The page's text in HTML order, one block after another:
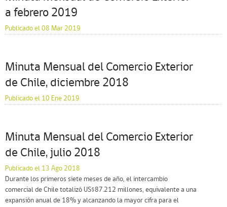
a febrero 2019
Publicado el 08 Mar 2019
Minuta Mensual del Comercio Exterior
de Chile, diciembre 2018
Publicado el 10 Ene 2019
Minuta Mensual del Comercio Exterior
de Chile, julio 2018
Publicado el 13 Ago 2018
Durante los primeros siete meses de año, el intercambio
comercial de Chile totalizó US$87.212 millones, equivalente a una
expansión anual de 18% y alcanzando la mayor cifra para el